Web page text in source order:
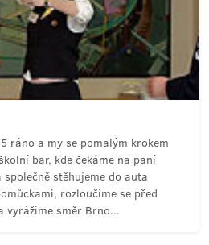
ráno a my se pomalým krokem
bar, kde čekáme na paní
stěhujeme do auta
rozloučíme se před
vyrážíme směr Brno...